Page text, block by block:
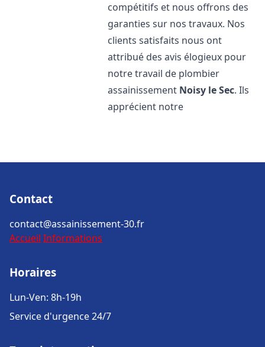
compétitifs et nous offrons des
garanties sur nos travaux. Nos
clients satisfaits nous ont
attribué des avis élogieux pour
notre travail de plombier
assainissement Noisy le Sec. Ils
apprécient notre
Contact
contact@assainissement-30.fr
Accueil Informations
Horaires
Lun-Ven: 8h-19h
Service d'urgence 24/7